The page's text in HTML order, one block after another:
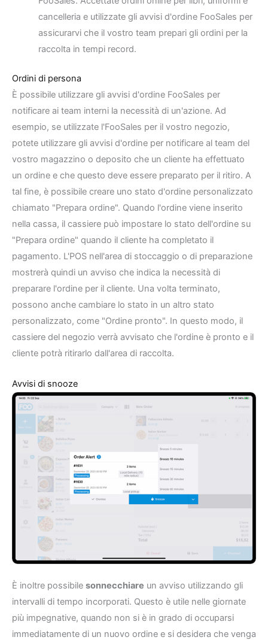
cancelleria e utilizzate gli avvisi d'ordine FooSales per
assicurarvi che il vostro team prepari gli ordini per la
raccolta in tempi record.
Ordini di persona
È possibile utilizzare gli avvisi d'ordine FooSales per
notificare ai team interni la necessità di un'azione. Ad
esempio, se utilizzate l'FooSales per il vostro negozio,
potete utilizzare gli avvisi d'ordine per notificare al team del
vostro magazzino o deposito che un cliente ha effettuato
un ordine e che questo deve essere preparato per il ritiro. A
tal fine, è possibile creare uno stato d'ordine personalizzato
chiamato "Prepara ordine". Quando l'ordine viene inserito
nella cassa, il cassiere può impostare lo stato dell'ordine su
"Prepara ordine" quando il cliente ha completato il
pagamento. L'POS nell'area di stoccaggio o di preparazione
mostrerà quindi un avviso che indica la necessità di
preparare l'ordine per il cliente. Una volta terminato,
possono anche cambiare lo stato in un altro stato
personalizzato, come "Ordine pronto". In questo modo, il
cassiere del negozio verrà avvisato che l'ordine è pronto e il
cliente potrà ritirarlo dall'area di raccolta.
Avvisi di snooze
È inoltre possibile sonnecchiare un avviso utilizzando gli
intervalli di tempo incorporati. Questo è utile nelle giornate
più impegnative, quando non si è in grado di occuparsi
immediatamente di un nuovo ordine e si desidera che venga